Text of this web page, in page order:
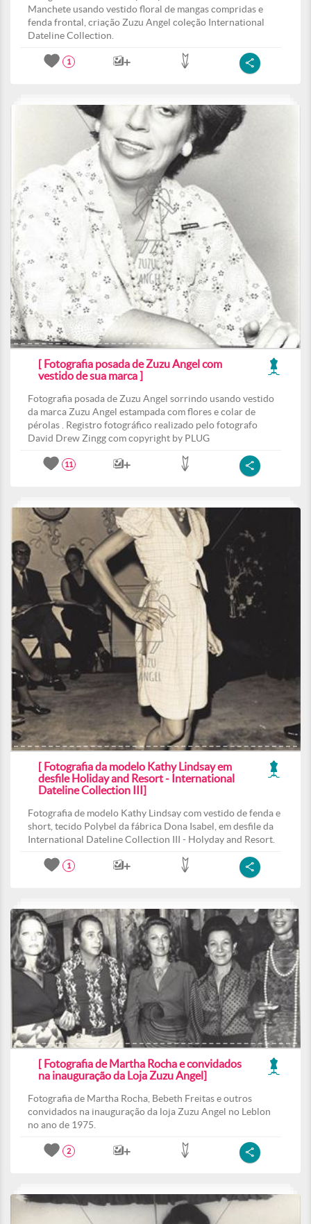
Manchete usando vestido floral de mangas compridas e
fenda frontal, criação Zuzu Angel coleção International
Dateline Collection.
1
[ Fotografia posada de Zuzu Angel com
vestido de sua marca ]
Fotografia posada de Zuzu Angel sorrindo usando vestido
da marca Zuzu Angel estampada com flores e colar de
pérolas . Registro fotográfico realizado pelo fotografo
David Drew Zingg com copyright by PLUG
11
[ Fotografia da modelo Kathy Lindsay em
desfile Holiday and Resort - International
Dateline Collection III]
Fotografia de modelo Kathy Lindsay com vestido de fenda e
short, tecido Polybel da fábrica Dona Isabel, em desfile da
International Dateline Collection III - Holyday and Resort.
1
[ Fotografia de Martha Rocha e convidados
na inauguração da Loja Zuzu Angel]
Fotografia de Martha Rocha, Bebeth Freitas e outros
convidados na inauguração da loja Zuzu Angel no Leblon
no ano de 1975.
2